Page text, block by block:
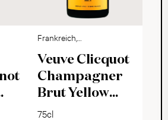
Frankreich,
Champagne
Veuve Clicquot
Champagner
Brut Yellow
Label
75cl